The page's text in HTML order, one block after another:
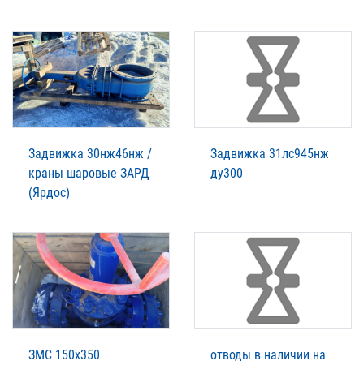
Задвижка 30нж46нж /
краны шаровые ЗАРД
(Ярдос)
Задвижка 31лс945нж
ду300
ЗМС 150х350
отводы в наличии на